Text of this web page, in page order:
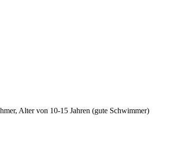
Alter von 10-15 Jahren (gute Schwimmer)